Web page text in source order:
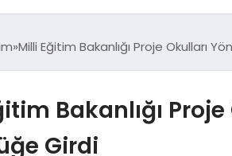
Milli Eğitim Bakanlığı Proje Okulları
Bakanlığı
Girdi